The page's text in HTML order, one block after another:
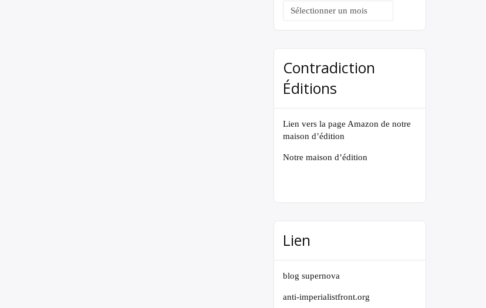
Archives
Contradiction
Éditions
Lien vers la page Amazon de notre
maison d’édition
Notre maison d’édition
Lien
blog supernova
anti-imperialistfront.org